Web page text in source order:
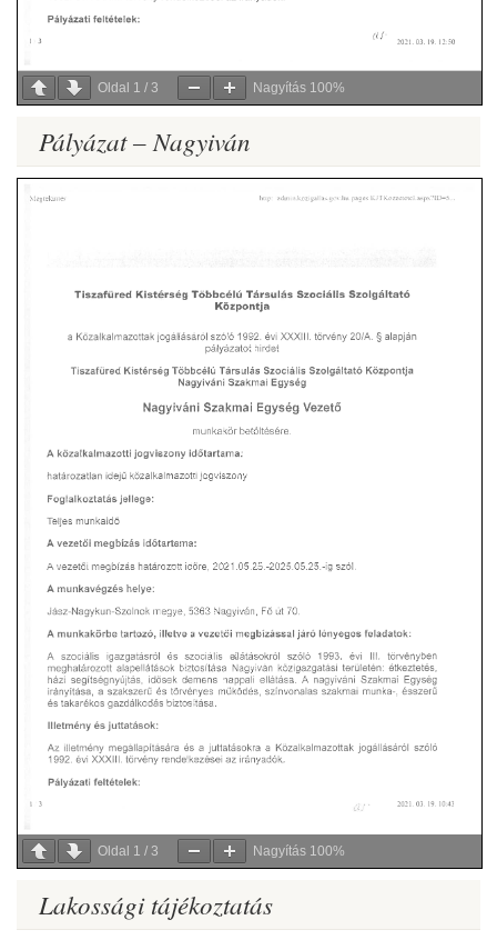
Oldal 1 / 3 Nagyítás 100%
Pályázat – Nagyiván
Oldal 1 / 3 Nagyítás 100%
Lakossági tájékoztatás